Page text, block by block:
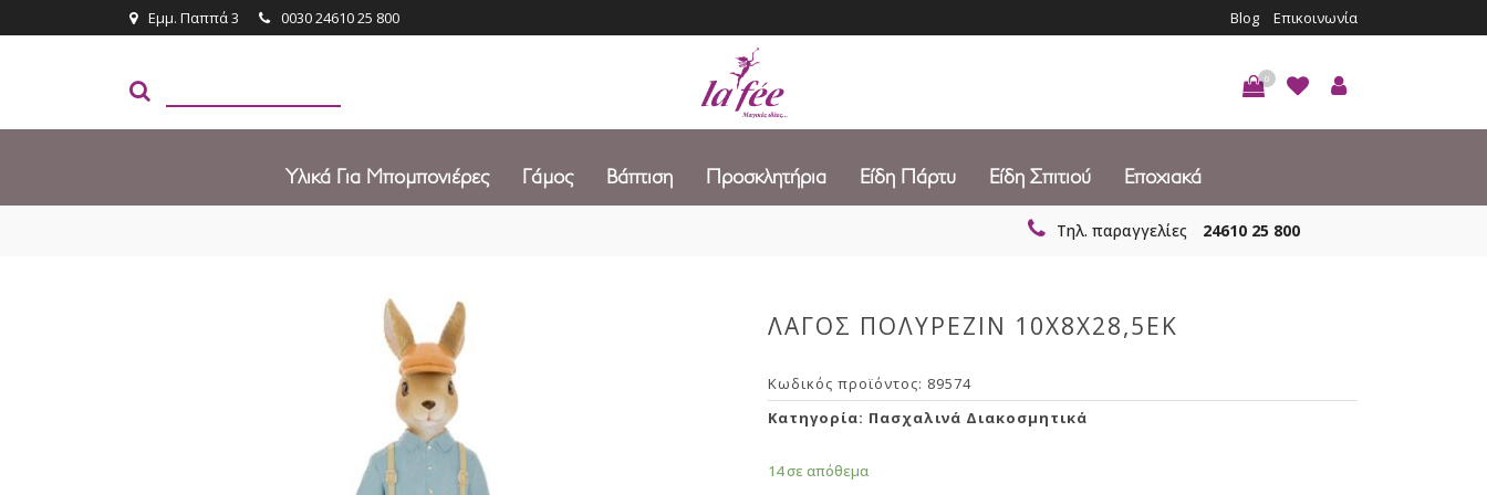
Εμμ. Παππά 3 0030 24610 25 800 Blog Επικοινωνία
0
Υλικά Για Μπομπονιέρες Γάμος Βάπτιση Προσκλητήρια Είδη Πάρτυ Είδη Σπιτιού Εποχιακά
Τηλ. παραγγελίες 24610 25 800
ΛΑΓΟΣ ΠΟΛΥΡΕΖΙΝ 10Χ8Χ28,5ΕΚ
Κωδικός προϊόντος: 89574
Κατηγορία: Πασχαλινά Διακοσμητικά
14 σε απόθεμα